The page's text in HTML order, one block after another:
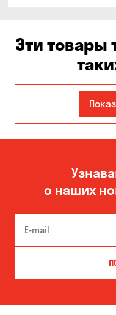
Эти товары
Александровка
Запорожье
Николаев
Черноморск
о наших